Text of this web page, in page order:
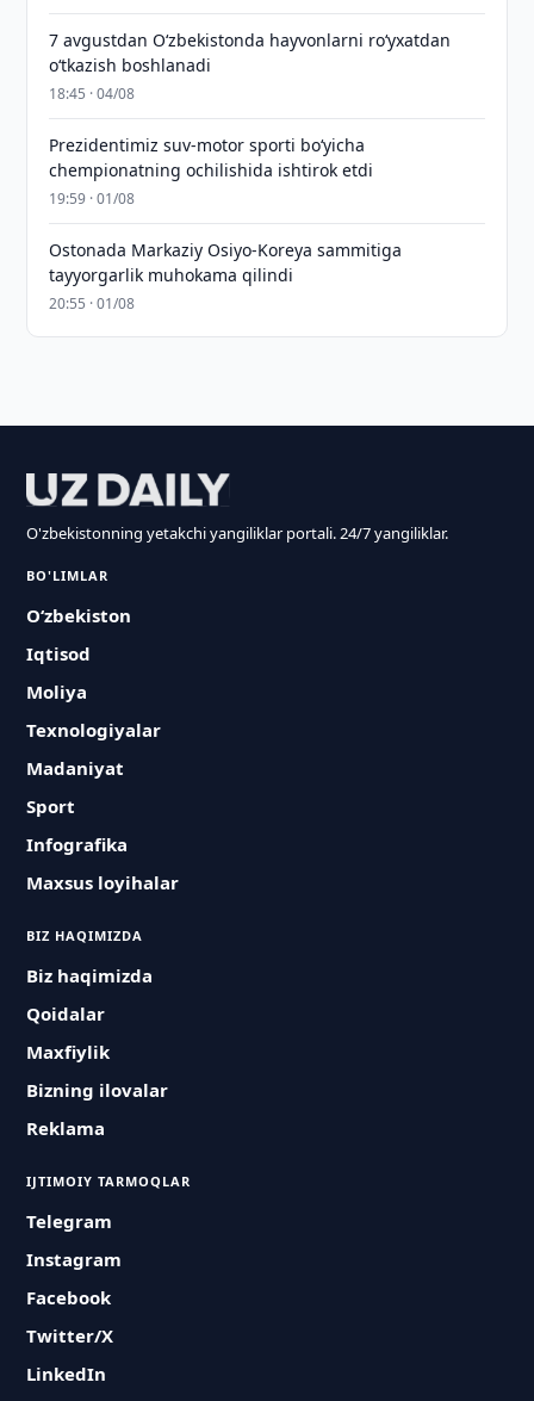
7 avgustdan O‘zbekistonda hayvonlarni ro‘yxatdan
o‘tkazish boshlanadi
18:45 · 04/08
Prezidentimiz suv-motor sporti bo‘yicha
chempionatning ochilishida ishtirok etdi
19:59 · 01/08
Ostonada Markaziy Osiyo-Koreya sammitiga
tayyorgarlik muhokama qilindi
20:55 · 01/08
O'zbekistonning yetakchi yangiliklar portali. 24/7 yangiliklar.
BO'LIMLAR
O‘zbekiston
Iqtisod
Moliya
Texnologiyalar
Madaniyat
Sport
Infografika
Maxsus loyihalar
BIZ HAQIMIZDA
Biz haqimizda
Qoidalar
Maxfiylik
Bizning ilovalar
Reklama
IJTIMOIY TARMOQLAR
Telegram
Instagram
Facebook
Twitter/X
LinkedIn